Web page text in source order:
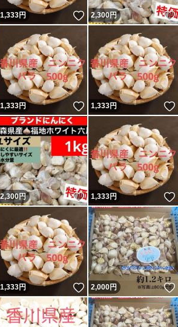
いね！
1,333円 いいね！
2,300円
いね！
1,333円 いいね！
1,333円
いね！
2,300円 いいね！
1,333円
いね！
1,333円 いいね！
2,000円